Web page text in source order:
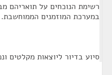
רשימת הנוכחים על תואריהם
במערכת המוזמנים הממוחשבת.
סיוע בדיור ליוצאות מקלטים